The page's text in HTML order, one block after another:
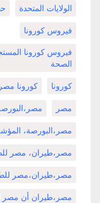
الولايات المتحدة
فيروس كورونا
فيروس كورونا
الصحة
كورونا كورونا مصر
مصر
مصر،البورصة،
مصر،طيران، مصر
مصر،طيران،مصر
مصر،طيران أن مصر